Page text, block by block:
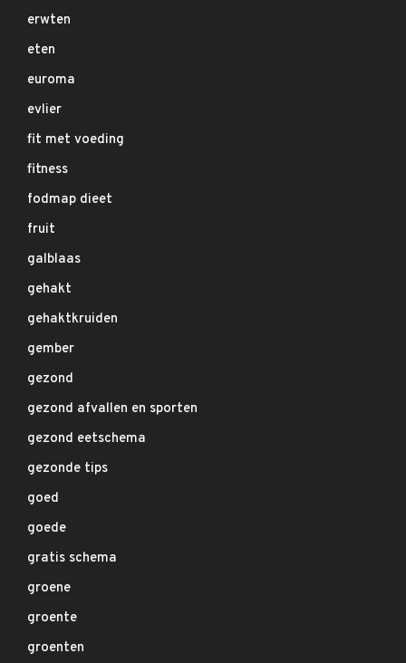
erwten
eten
euroma
evlier
fit met voeding
fitness
fodmap dieet
fruit
galblaas
gehakt
gehaktkruiden
gember
gezond
gezond afvallen en sporten
gezond eetschema
gezonde tips
goed
goede
gratis schema
groene
groente
groenten